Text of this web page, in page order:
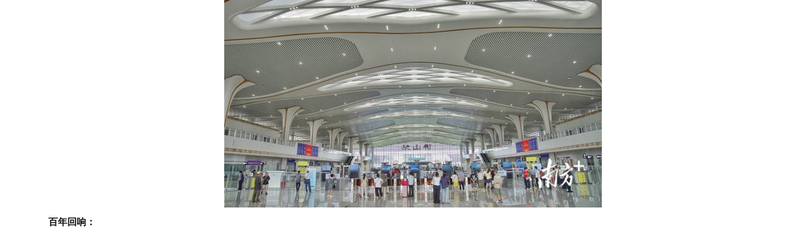
百年回响：